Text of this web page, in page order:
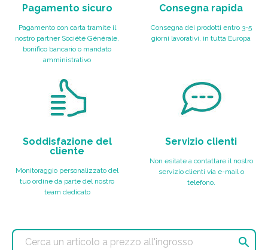
Pagamento sicuro
Pagamento con carta tramite il
nostro partner Société Générale,
bonifico bancario o mandato
amministrativo
Consegna rapida
Consegna dei prodotti entro 3-5
giorni lavorativi, in tutta Europa
Soddisfazione del
cliente
Monitoraggio personalizzato del
tuo ordine da parte del nostro
team dedicato
Servizio clienti
Non esitate a contattare il nostro
servizio clienti via e-mail o
telefono.
